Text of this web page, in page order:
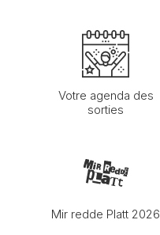
Votre agenda des
sorties
Mir redde Platt 2026